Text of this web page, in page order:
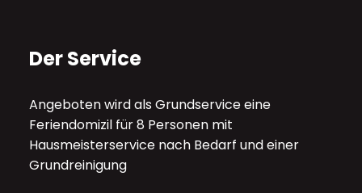
Der Service
Angeboten wird als Grundservice eine
Feriendomizil für 8 Personen mit
Hausmeisterservice nach Bedarf und einer
Grundreinigung